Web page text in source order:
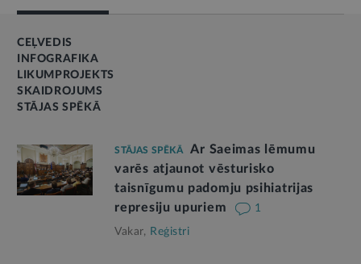
CEĻVEDIS
INFOGRAFIKA
LIKUMPROJEKTS
SKAIDROJUMS
STĀJAS SPĒKĀ
STĀJAS SPĒKĀ
Ar Saeimas lēmumu
varēs atjaunot vēsturisko
taisnīgumu padomju psihiatrijas
represiju upuriem
1
Vakar, Reģistri